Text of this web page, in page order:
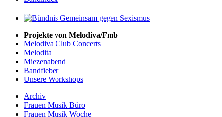
Projekte von Melodiva/Fmb
Melodiva Club Concerts
Melodita
Miezenabend
Bandfieber
Unsere Workshops
Archiv
Frauen Musik Büro
Frauen Musik Woche